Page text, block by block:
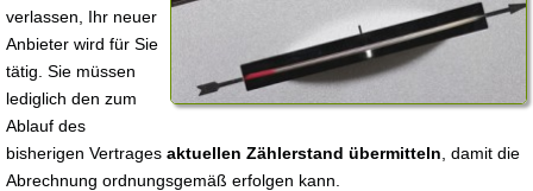
verlassen, Ihr neuer
Anbieter wird für Sie
tätig. Sie müssen
lediglich den zum
Ablauf des
bisherigen Vertrages aktuellen Zählerstand übermitteln , damit die
Abrechnung ordnungsgemäß erfolgen kann.